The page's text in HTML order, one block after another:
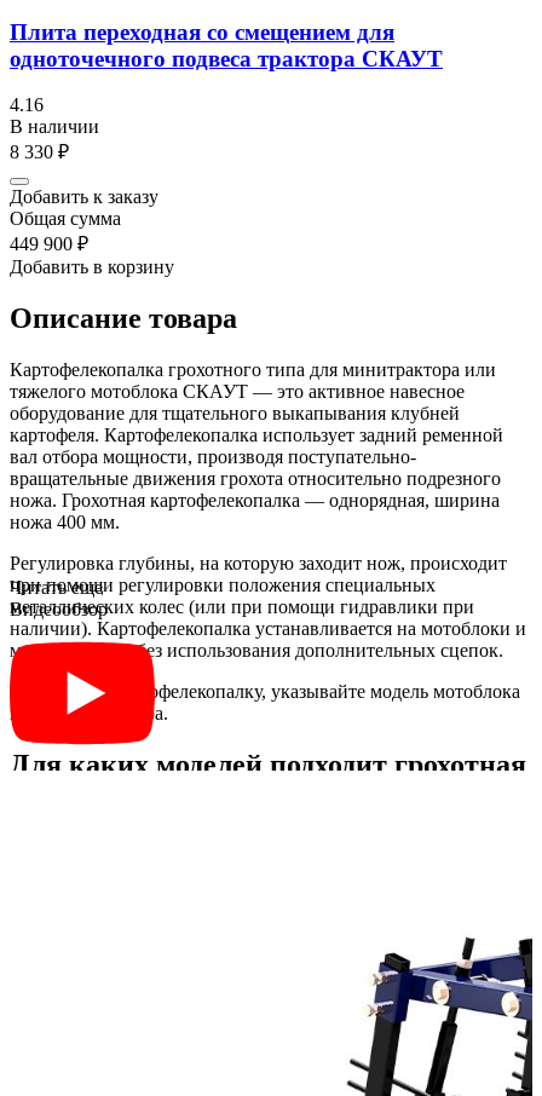
Плита переходная со смещением для
одноточечного подвеса трактора СКАУТ
4.16
В наличии
8 330 ₽
Добавить к заказу
Общая сумма
449 900 ₽
Добавить в корзину
Описание товара
Картофелекопалка грохотного типа для минитрактора или
тяжелого мотоблока СКАУТ — это активное навесное
оборудование для тщательного выкапывания клубней
картофеля. Картофелекопалка использует задний ременной
вал отбора мощности, производя поступательно-
вращательные движения грохота относительно подрезного
ножа. Грохотная картофелекопалка — однорядная, ширина
ножа 400 мм.
Регулировка глубины, на которую заходит нож, происходит
при помощи регулировки положения специальных
металлических колес (или при помощи гидравлики при
наличии). Картофелекопалка устанавливается на мотоблоки и
минитракторы без использования дополнительных сцепок.
Приобретая картофелекопалку, указывайте модель мотоблока
или минитрактора.
Для каких моделей подходит грохотная
постоянном зацеплении). Этот комплект шкивов, роликов и
приводного ремня обеспечит надежную работу.
Модельный ряд навесного оборудования СКАУТ создан для
работы с тракторами и мотоблоками СКАУТ. Работа с
тракторами других брендов не гарантируется.
Для увеличения урожая, картофель рекомендуется высаживать
Читать еще
Видеообзор